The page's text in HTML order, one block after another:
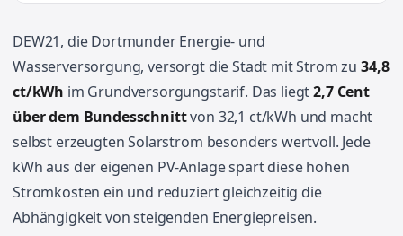
DEW21, die Dortmunder Energie- und
Wasserversorgung, versorgt die Stadt mit Strom zu 34,8
ct/kWh im Grundversorgungstarif. Das liegt2,7 Cent
über dem Bundesschnittvon 32,1 ct/kWh und macht
selbst erzeugten Solarstrom besonders wertvoll. Jede
kWh aus der eigenen PV-Anlage spart diese hohen
Stromkosten ein und reduziert gleichzeitig die
Abhängigkeit von steigenden Energiepreisen.